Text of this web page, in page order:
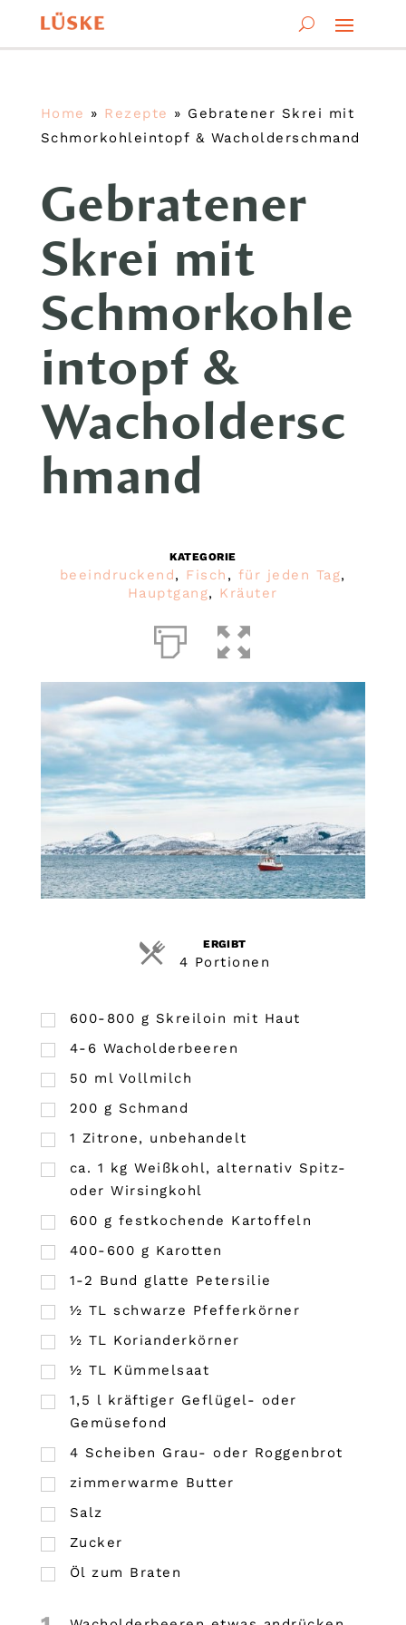
Home » Rezepte » Gebratener Skrei mit
Schmorkohleintopf & Wacholderschmand
Gebratener
Skrei mit
Schmorkohle
intopf &
Wacholdersc
hmand
KATEGORIE
beeindruckend, Fisch , für jeden Tag,
Hauptgang, Kräuter
ERGIBT
4 Portionen
600-800 g Skreiloin mit Haut
4-6 Wacholderbeeren
50 ml Vollmilch
200 g Schmand
1 Zitrone, unbehandelt
ca. 1 kg Weißkohl, alternativ Spitz-
oder Wirsingkohl
600 g festkochende Kartoffeln
400-600 g Karotten
1-2 Bund glatte Petersilie
½ TL schwarze Pfefferkörner
½ TL Korianderkörner
½ TL Kümmelsaat
1,5 l kräftiger Geflügel- oder
Gemüsefond
4 Scheiben Grau- oder Roggenbrot
zimmerwarme Butter
Salz
Zucker
Öl zum Braten